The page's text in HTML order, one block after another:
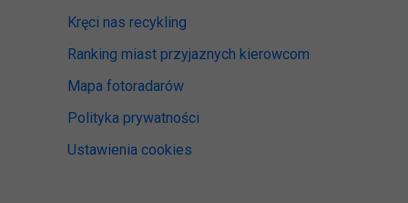
Kręci nas recykling
Ranking miast przyjaznych kierowcom
Mapa fotoradarów
Polityka prywatności
Ustawienia cookies